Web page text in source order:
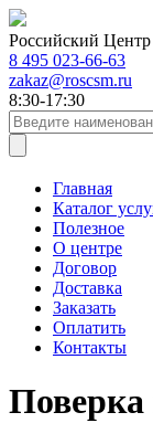
Российский
8 495 023-66-63
zakaz@roscsm.ru
8:30-17:30
Главная
Каталог
Полезное
О центре
Договор
Доставка
Заказать
Оплатить
Контакты
Поверка